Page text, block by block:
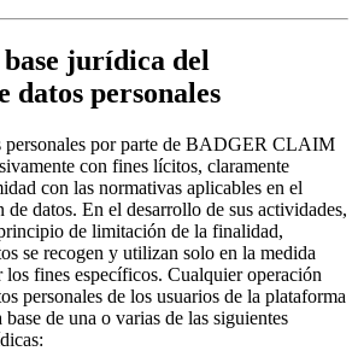
jurídica del
datos personales
personales por parte de BADGER CLAIM
con fines lícitos, claramente
con las normativas aplicables en el
datos. En el desarrollo de sus actividades,
de limitación de la finalidad,
se recogen y utilizan solo en la medida
los fines específicos. Cualquier operación
personales de los usuarios de la plataforma
de una o varias de las siguientes